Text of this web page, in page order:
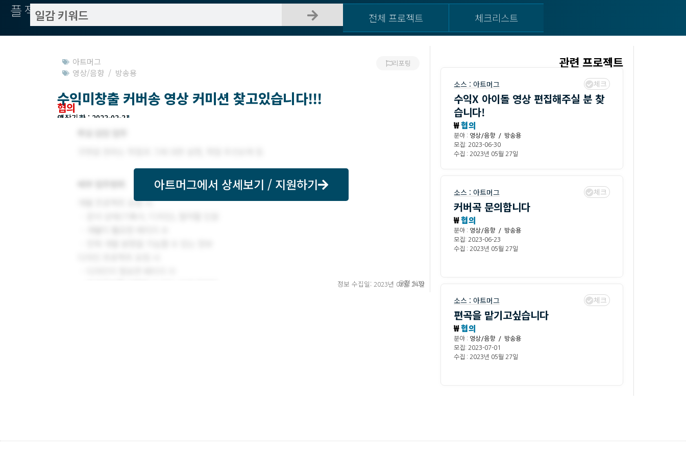
플젝서치 전체 프로젝트 체크리스트
아트머그
영상/음향 / 방송용
리포팅
수익미창출 커버송 영상 커미션 찾고있습니다!!!
협의
모집기한 : 2023-02-24
예상기간 : 2023-03-31
아트머그에서 상세보기 / 지원하기
정보 수집일: 2023년 02월 24일
오전 9:39
관련 프로젝트
소스 : 아트머그 체크
수익X 아이돌 영상 편집해주실 분 찾
습니다!
₩협의
분야 : 영상/음향 / 방송용
모집: 2023-06-30
수집 : 2023년 05월 27일
소스 : 아트머그 체크
커버곡 문의합니다
₩협의
분야 : 영상/음향 / 방송용
모집: 2023-06-23
수집 : 2023년 05월 27일
소스 : 아트머그 체크
편곡을 맡기고싶습니다
₩협의
분야 : 영상/음향 / 방송용
모집: 2023-07-01
수집 : 2023년 05월 27일